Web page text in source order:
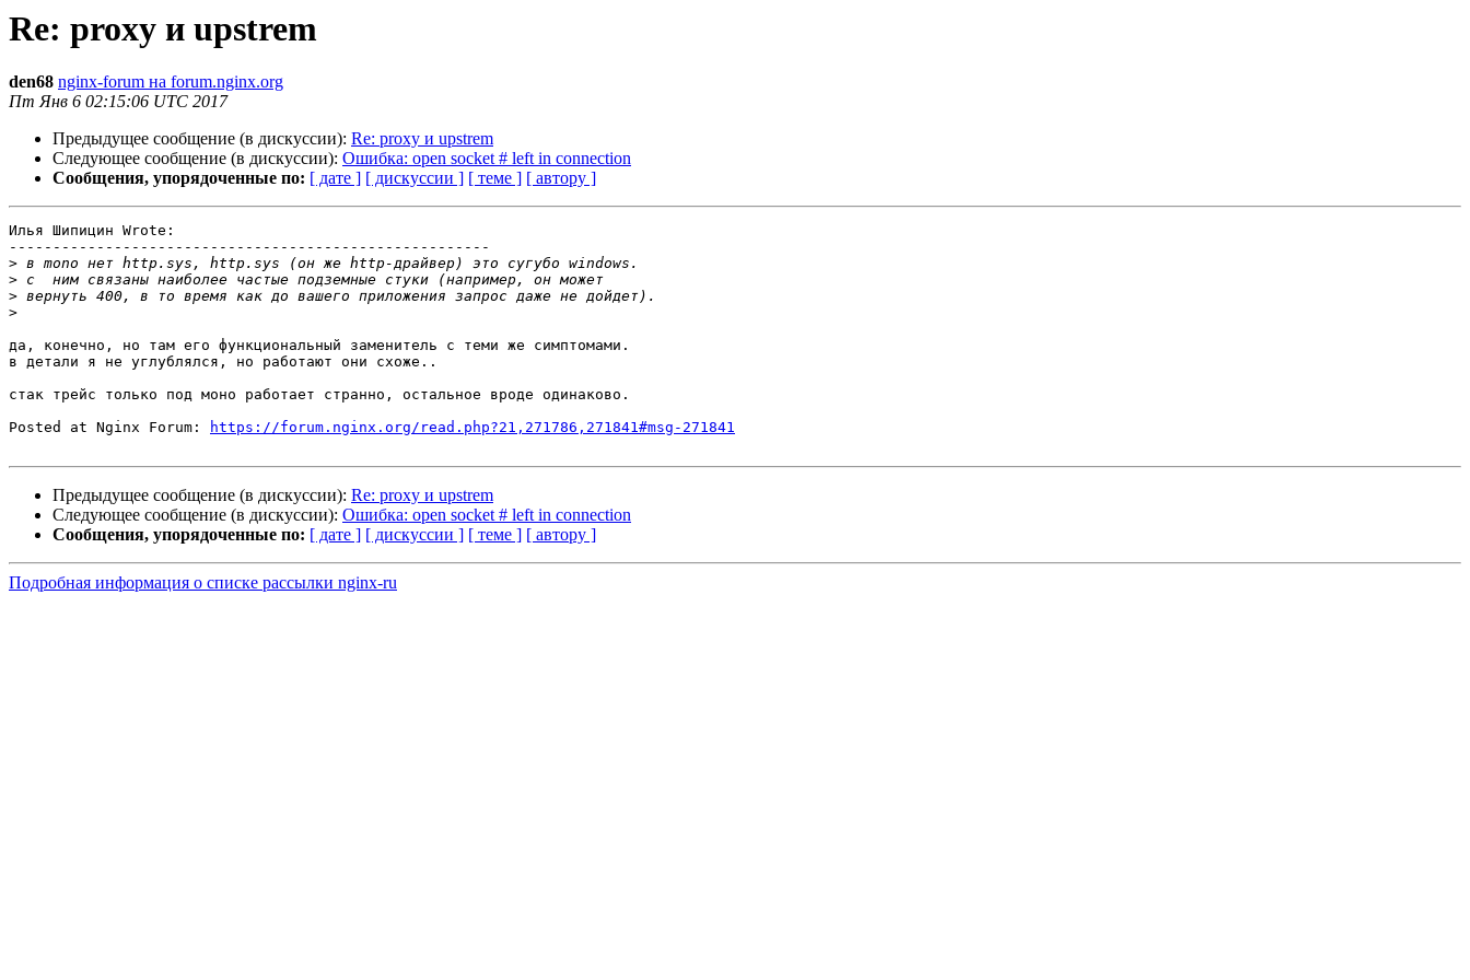
Re: proxy и upstrem
den68 nginx-forum на forum.nginx.org
Пт Янв 6 02:15:06 UTC 2017
Предыдущее сообщение (в дискуссии): Re: proxy и upstrem
Следующее сообщение (в дискуссии): Ошибка: open socket # left in connection
Сообщения, упорядоченные по: [ дате ] [ дискуссии ] [ теме ] [ автору ]
Илья Шипицин Wrote:
-------------------------------------------------------
>
>
>
>
да, конечно, но там его функциональный заменитель с теми же симптомами.
в детали я не углублялся, но работают они схоже..
стак трейс только под моно работает странно, остальное вроде одинаково.
Posted at Nginx Forum:
https://forum.nginx.org/read.php?21,271786,271841#msg-271841
Предыдущее сообщение (в дискуссии): Re: proxy и upstrem
Следующее сообщение (в дискуссии): Ошибка: open socket # left in connection
Сообщения, упорядоченные по: [ дате ] [ дискуссии ] [ теме ] [ автору ]
Подробная информация о списке рассылки nginx-ru